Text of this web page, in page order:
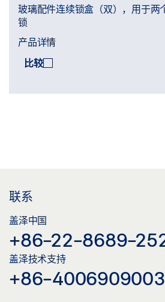
玻璃配件连续锁盒（双），用于两
锁
产品详情
比较
联系
盖泽中国
+86-22-8689-
盖泽技术支持
+86-4006909003